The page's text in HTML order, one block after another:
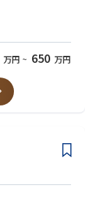
万円 ~ 650 万円